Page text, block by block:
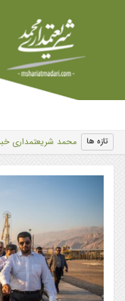
تازه ها محمد شریعتمداری خبر